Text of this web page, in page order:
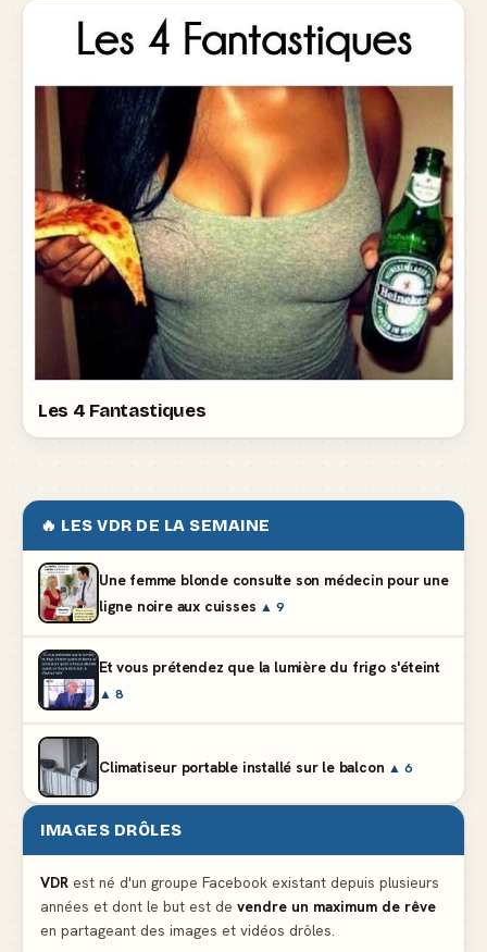
Les 4 Fantastiques
🔥 LES VDR DE LA SEMAINE
Une femme blonde consulte son médecin pour une
ligne noire aux cuisses ▲ 9
Et vous prétendez que la lumière du frigo s'éteint
▲ 8
Climatiseur portable installé sur le balcon ▲ 6
Partager l'addition alors que vous n'avez pris
Le mendiant revient avec un livre de cuisine
IMAGES DRÔLES
VDR est né d'un groupe Facebook existant depuis plusieurs
années et dont le but est de vendre un maximum de rêve
en partageant des images et vidéos drôles.